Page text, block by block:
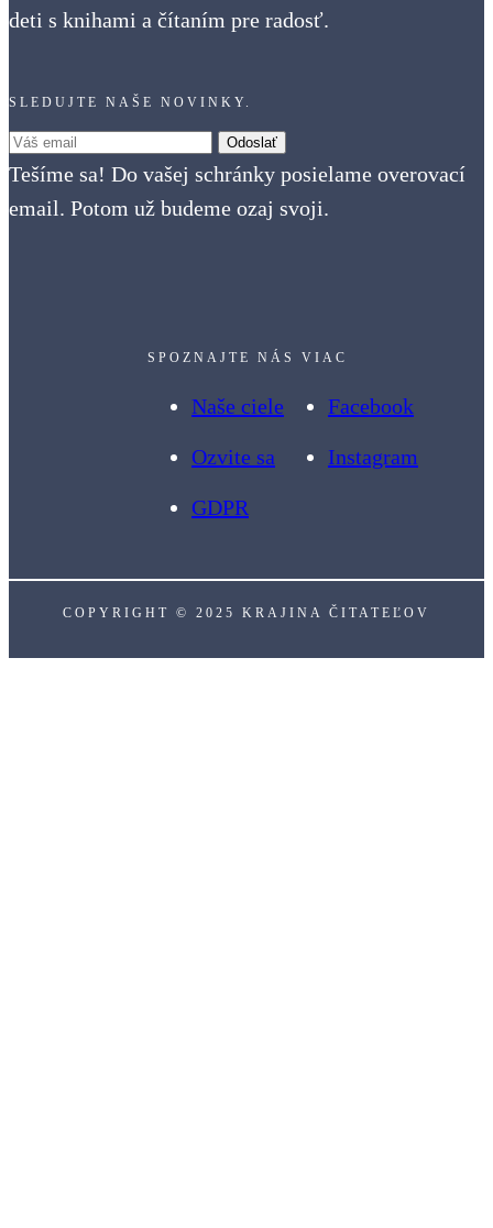
deti s knihami a čítaním pre radosť.
SLEDUJTE NAŠE NOVINKY.
Tešíme sa! Do vašej schránky posielame overovací
email. Potom už budeme ozaj svoji.
SPOZNAJTE NÁS VIAC
Naše ciele
Ozvite sa
GDPR
Facebook
Instagram
COPYRIGHT © 2025 KRAJINA ČITATEĽOV